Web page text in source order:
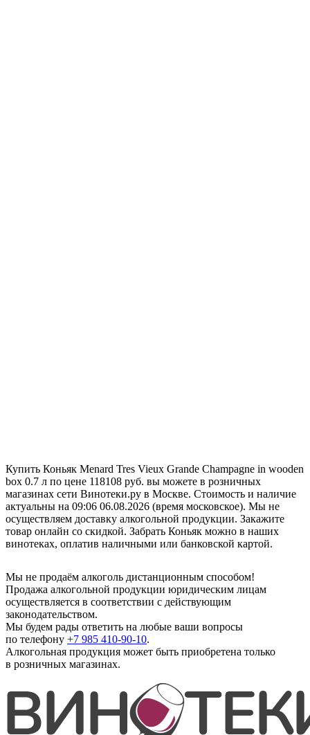
Купить Коньяк Menard Tres Vieux Grande Champagne in wooden
box 0.7 л по цене 118108 руб. вы можете в розничных
магазинах сети Винотеки.ру в Москве. Стоимость и наличие
актуальны на 09:06 06.08.2026 (время московское). Мы не
осуществляем доставку алкогольной продукции. Закажите
товар онлайн со скидкой. Забрать Коньяк можно в наших
винотеках, оплатив наличными или банковской картой.
Мы не продаём алкоголь дистанционным способом!
Продажа алкогольной продукции юридическим лицам
осуществляется в соответствии с действующим
законодательством.
Мы будем рады ответить на любые ваши вопросы
по телефону +7 985 410-90-10.
Алкогольная продукция может быть приобретена только
в розничных магазинах.